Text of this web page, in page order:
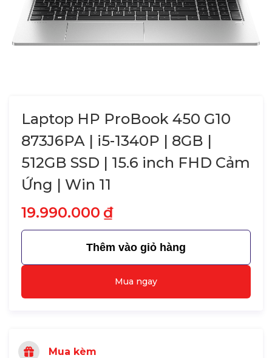
Laptop HP ProBook 450 G10
873J6PA | i5-1340P | 8GB |
512GB SSD | 15.6 inch FHD Cảm
Ứng | Win 11
19.990.000 ₫
Thêm vào giỏ hàng
Mua ngay
Mua kèm